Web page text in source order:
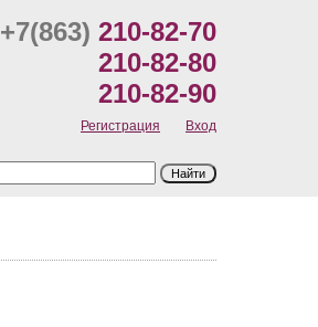
+7(863) 210-82-70
210-82-80
210-82-90
Регистрация Вход